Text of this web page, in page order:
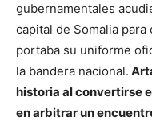
gubernamentales
capital de Somalia
portaba su uniforme
la bandera nacional.
historia al convertirse
en arbitrar un